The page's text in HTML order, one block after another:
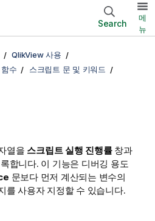
Search
메
뉴
QlikView 사용
수
스크립트 문 및 키워드
열을 스크립트 실행 진행률창과
합니다. 이 기능은 디버깅 용도
문보다 먼저 계산되는 변수의
를 사용자 지정할 수 있습니다.